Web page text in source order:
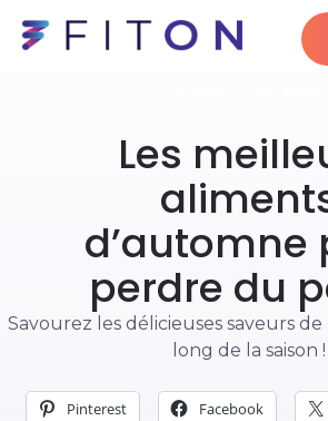
Les
d’automne
perdre du
Savourez les délicieuses saveurs
long de la saison !
Pinterest Facebook